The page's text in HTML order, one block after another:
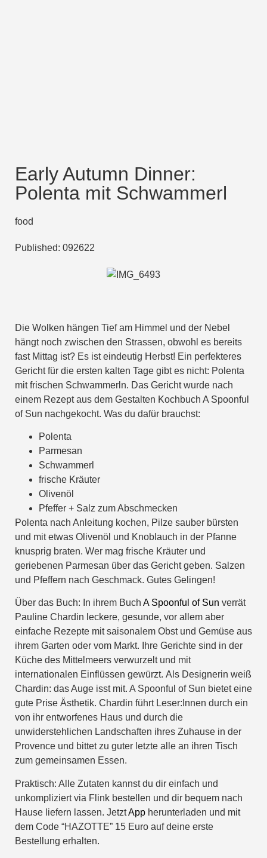
Early Autumn Dinner:
Polenta mit Schwammerl
food
Published: 092622
Die Wolken hängen Tief am Himmel und der Nebel
hängt noch zwischen den Strassen, obwohl es bereits
fast Mittag ist? Es ist eindeutig Herbst! Ein perfekteres
Gericht für die ersten kalten Tage gibt es nicht: Polenta
mit frischen Schwammerln. Das Gericht wurde nach
einem Rezept aus dem Gestalten Kochbuch A Spoonful
of Sun nachgekocht. Was du dafür brauchst:
Polenta
Parmesan
Schwammerl
frische Kräuter
Olivenöl
Pfeffer + Salz zum Abschmecken
Polenta nach Anleitung kochen, Pilze sauber bürsten
und mit etwas Olivenöl und Knoblauch in der Pfanne
knusprig braten. Wer mag frische Kräuter und
geriebenen Parmesan über das Gericht geben. Salzen
und Pfeffern nach Geschmack. Gutes Gelingen!
Über das Buch: In ihrem Buch A Spoonful of Sun verrät
Pauline Chardin leckere, gesunde, vor allem aber
einfache Rezepte mit saisonalem Obst und Gemüse aus
ihrem Garten oder vom Markt. Ihre Gerichte sind in der
Küche des Mittelmeers verwurzelt und mit
internationalen Einflüssen gewürzt. Als Designerin weiß
Chardin: das Auge isst mit. A Spoonful of Sun bietet eine
gute Prise Ästhetik. Chardin führt Leser:Innen durch ein
von ihr entworfenes Haus und durch die
unwiderstehlichen Landschaften ihres Zuhause in der
Provence und bittet zu guter letzte alle an ihren Tisch
zum gemeinsamen Essen.
Praktisch: Alle Zutaten kannst du dir einfach und
unkompliziert via Flink bestellen und dir bequem nach
Hause liefern lassen. JetztApp herunterladen und mit
dem Code “HAZOTTE” 15 Euro auf deine erste
Bestellung erhalten.